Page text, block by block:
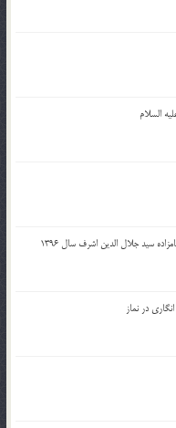
السلام
سید جلال الدین اشرف سال 1396
در نماز